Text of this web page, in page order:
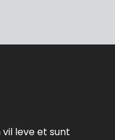
leve et sunt